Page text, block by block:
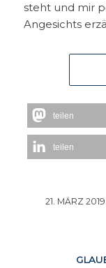
steht und mir
Angesichts
teilen
teilen
21. MÄRZ 2019
/